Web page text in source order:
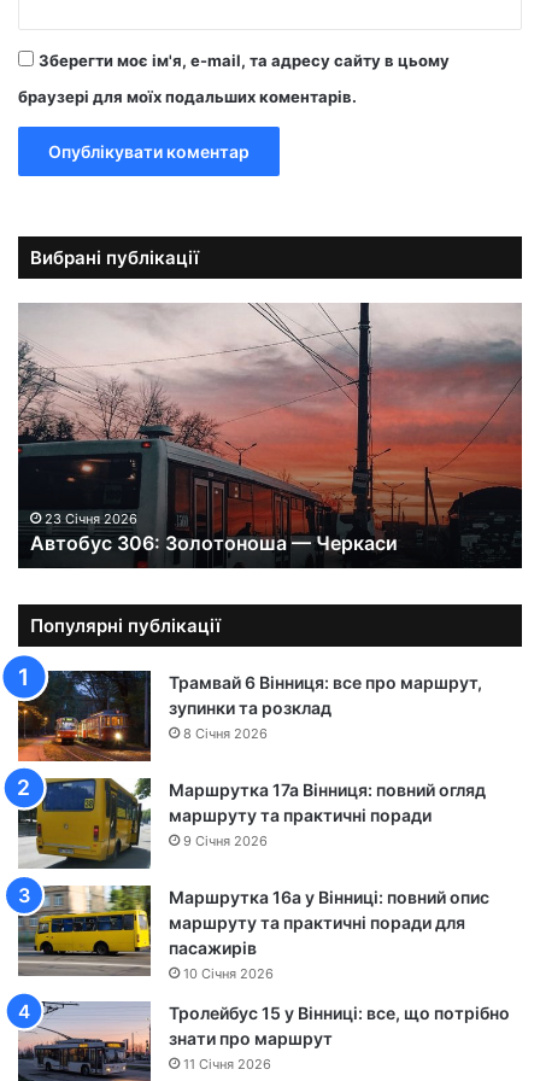
Зберегти моє ім'я, e-mail, та адресу сайту в цьому
браузері для моїх подальших коментарів.
Вибрані публікації
в
т
о
б
у
:
л
о
т
о
н
о
ш
а
—
Ч
е
р
к
а
с
и
23 Січня 2026
Автобус 306: Золотоноша — Черкаси
Популярні публікації
Трамвай 6 Вінниця: все про маршрут,
зупинки та розклад
8 Січня 2026
Маршрутка 17а Вінниця: повний огляд
маршруту та практичні поради
9 Січня 2026
Маршрутка 16а у Вінниці: повний опис
маршруту та практичні поради для
пасажирів
10 Січня 2026
Тролейбус 15 у Вінниці: все, що потрібно
знати про маршрут
11 Січня 2026